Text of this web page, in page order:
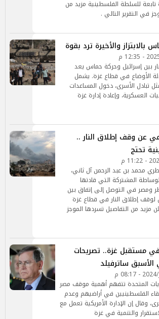
للسلطة الفلسطينية مزيد من
في التقرير التالي .
بالابتزاز والأخيرة ترد بقوة
بين إسرائيل وحركة حماس يعد
الأوضاع في قطاع غزة. يشمل
تبادل الأسرى، دخول المساعدات
العسكرية، وإعادة إدارة غزة
عن وقف إطلاق النار ..
تحتج
محمد بن عبد الرحمن آل ثاني،
المشتركة التي قادتها
ومصر في التوصل إلى إتفاق بين
إطلاق النار في قطاع غزة
مزيد من التفاصيل تسردها الموجز
مستقبل غزة.. تصريحات
الأسبق ساترفيلد
المتحدة تتفهم أهمية موقف مصر
الفلسطينيين في أراضيهم وعدم
وقال إن الإدارة الأمريكية تعمل مع
والتنمية في غزة